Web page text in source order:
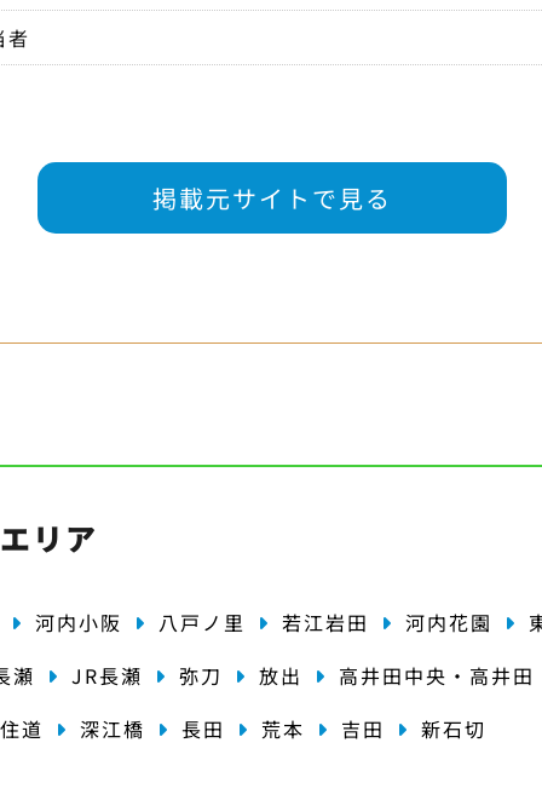
者
掲載元サイトで見る
リア
河内小阪 八戸ノ里 若江岩田 河内花園
瀬
JR長瀬 弥刀 放出
高井田中央・高井田
住道
深江橋 長田 荒本 吉田 新石切